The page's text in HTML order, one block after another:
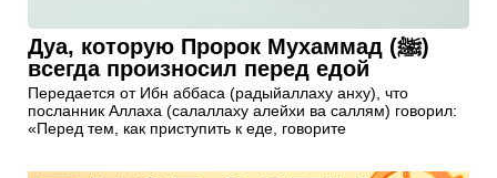
Дуа, которую Пророк Мухаммад (ﷺ)
всегда произносил перед едой
Передается от Ибн аббаса (радыйаллаху анху), что
посланник Аллаха (салаллаху алейхи ва саллям) говорил:
«Перед тем, как приступить к еде, говорите